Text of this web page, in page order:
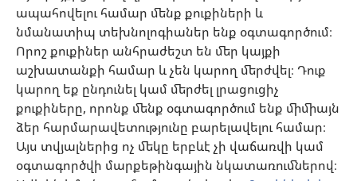
ապահովելու համար մենք քուքիների և
նմանատիպ տեխնոլոգիաներ ենք օգտագործում։
Որոշ քուքիներ անհրաժեշտ են մեր կայքի
աշխատանքի համար և չեն կարող մերժվել։ Դուք
կարող եք ընդունել կամ մերժել լրացուցիչ
քուքիները, որոնք մենք օգտագործում ենք միմիայն
ձեր հարմարավետությունը բարելավելու համար։
Այս տվյալներից ոչ մեկը երբևէ չի վաճառվի կամ
օգտագործվի մարքեթինգային նկատառումներով։
Նվիրատվություններ
(բացվում
է
նոր
պատուհան)
Դիտարանի ՕՆԼԱՅՆ ԳՐԱԴԱՐԱՆ
(բացվում
է
նոր
պատուհան)
JW Hub
(բացվում
է
նոր
պատուհան)
JW Library® հավելված
Watchtower Library